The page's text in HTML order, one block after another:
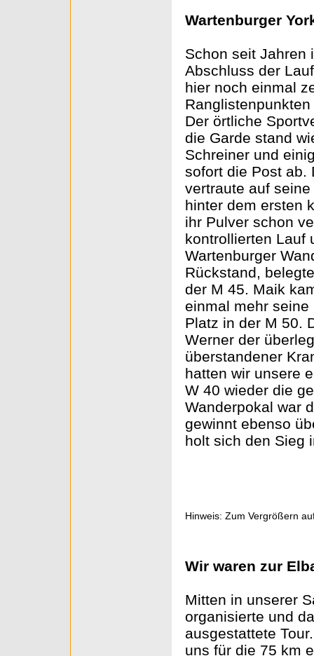
Wartenburger
Schon seit Jahren
Abschluss der
hier noch einmal
Der örtliche
die Garde stand
Schreiner und
sofort die Post ab.
vertraute auf
hinter dem ersten
ihr Pulver schon
kontrollierten Lauf
Wartenburger
Rückstand,
der M 45. Maik
einmal mehr
Platz in der M 50.
Werner der
überstandener
hatten wir unsere
W 40 wieder die
Wanderpokal war
gewinnt ebenso
holt sich den Sieg
Hinweis: Zum Vergrößern
Wir waren zur
Mitten in unserer
organisierte und
ausgestattete
uns für die 75 km